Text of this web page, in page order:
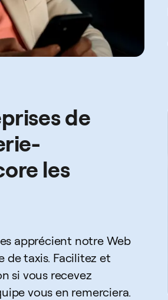
de
les
apprécient notre Web
de taxis. Facilitez et
si vous recevez
vous en remerciera.